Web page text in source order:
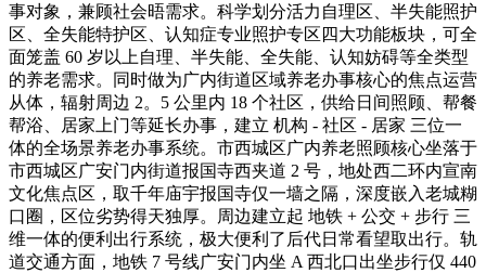
事对象，兼顾社会晤需求。科学划分活力自理区、半失能照护
区、全失能特护区、认知症专业照护专区四大功能板块，可全
面笼盖 60 岁以上自理、半失能、全失能、认知妨碍等全类型
的养老需求。同时做为广内街道区域养老办事核心的焦点运营
从体，辐射周边 2。5 公里内 18 个社区，供给日间照顾、帮餐
帮浴、居家上门等延长办事，建立 机构 - 社区 - 居家 三位一
体的全场景养老办事系统。市西城区广内养老照顾核心坐落于
市西城区广安门内街道报国寺西夹道 2 号，地处西二环内宣南
文化焦点区，取千年庙宇报国寺仅一墙之隔，深度嵌入老城糊
口圈，区位劣势得天独厚。周边建立起 地铁 + 公交 + 步行 三
维一体的便利出行系统，极大便利了后代日常看望取出行。轨
道交通方面，地铁 7 号线广安门内坐 A 西北口出坐步行仅 440